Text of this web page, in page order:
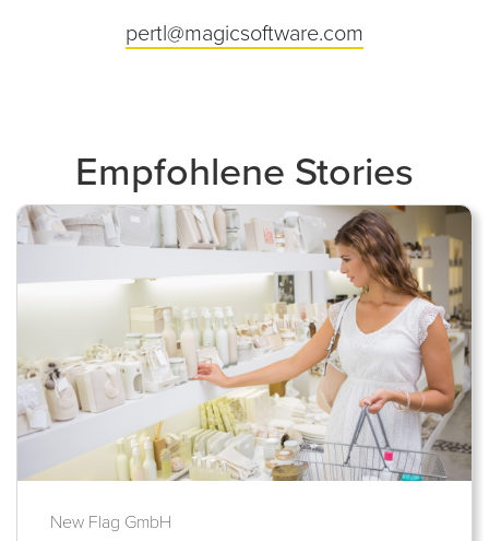
pertl@magicsoftware.com
Empfohlene Stories
New Flag GmbH